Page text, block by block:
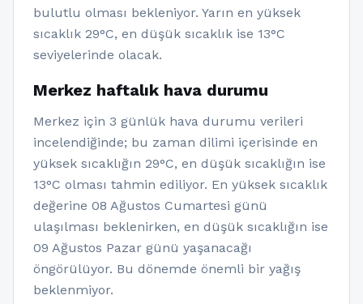
bulutlu olması bekleniyor. Yarın en yüksek
sıcaklık 29°C, en düşük sıcaklık ise 13°C
seviyelerinde olacak.
Merkez haftalık hava durumu
Merkez için 3 günlük hava durumu verileri
incelendiğinde; bu zaman dilimi içerisinde en
yüksek sıcaklığın 29°C, en düşük sıcaklığın ise
13°C olması tahmin ediliyor. En yüksek sıcaklık
değerine 08 Ağustos Cumartesi günü
ulaşılması beklenirken, en düşük sıcaklığın ise
09 Ağustos Pazar günü yaşanacağı
öngörülüyor. Bu dönemde önemli bir yağış
beklenmiyor.